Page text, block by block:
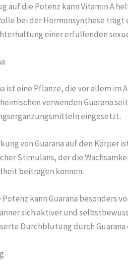
auf die Potenz kann Vitamin A
bei der Hormonsynthese
einer erfüllenden
ist eine Pflanze, die vor allem
verwenden Guarana
eingesetzt.
von Guarana auf den Körper
Stimulans, der die
beitragen können.
Potenz kann Guarana besonders
sich aktiver und
Durchblutung durch